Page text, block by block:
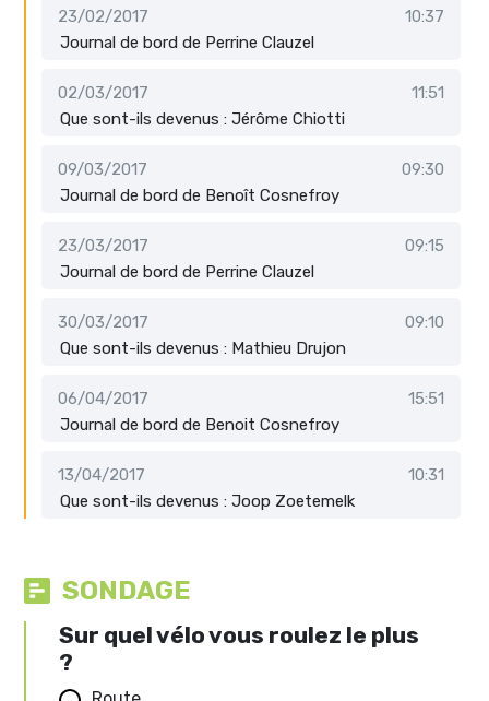
23/02/2017
10:37
Journal de bord de Perrine Clauzel
02/03/2017
11:51
Que sont-ils devenus : Jérôme Chiotti
09/03/2017
09:30
Journal de bord de Benoît Cosnefroy
23/03/2017
09:15
Journal de bord de Perrine Clauzel
30/03/2017
09:10
Que sont-ils devenus : Mathieu Drujon
06/04/2017
15:51
Journal de bord de Benoit Cosnefroy
13/04/2017
10:31
Que sont-ils devenus : Joop Zoetemelk
SONDAGE
Sur quel vélo vous roulez le plus
?